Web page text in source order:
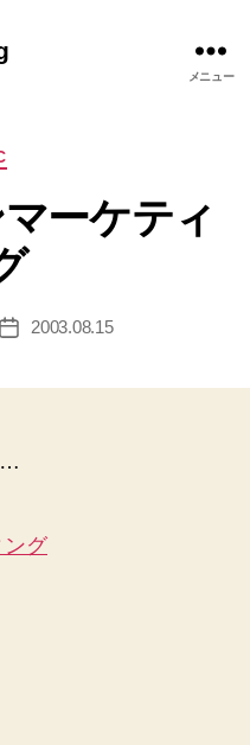
メニュー
ーケティ
投
2003.08.15
…
ング